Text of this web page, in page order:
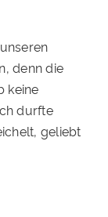
denn die
keine
durfte
geliebt